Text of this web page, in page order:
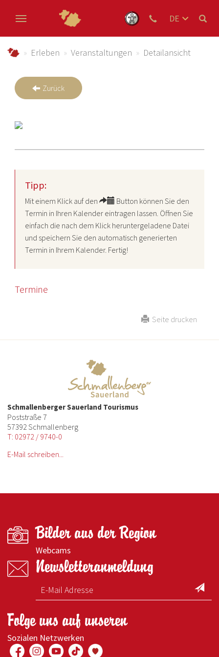
DE
schmallenberger-sauerland.de
Erleben Veranstaltungen Detailansicht
Zurück
Tipp:
Mit einem Klick auf den
Button können Sie den
Termin in Ihren Kalender eintragen lassen. Öffnen Sie
einfach die nach dem Klick heruntergeladene Datei
und speichern Sie den automatisch generierten
Termin in Ihrem Kalender. Fertig!
Termine
Seite drucken
Schmallenberger Sauerland Tourismus
Poststraße 7
57392 Schmallenberg
T: 02972 / 9740-0
E-Mail schreiben...
Bilder aus der Region
Webcams
Newsletteranmeldung
Folge uns auf unseren
Sozialen Netzwerken